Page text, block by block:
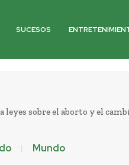
SUCESOS
leyes sobre el aborto y el
Mundo